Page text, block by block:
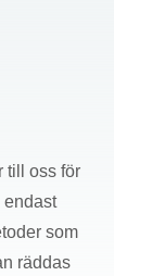
till oss för
endast
som
räddas